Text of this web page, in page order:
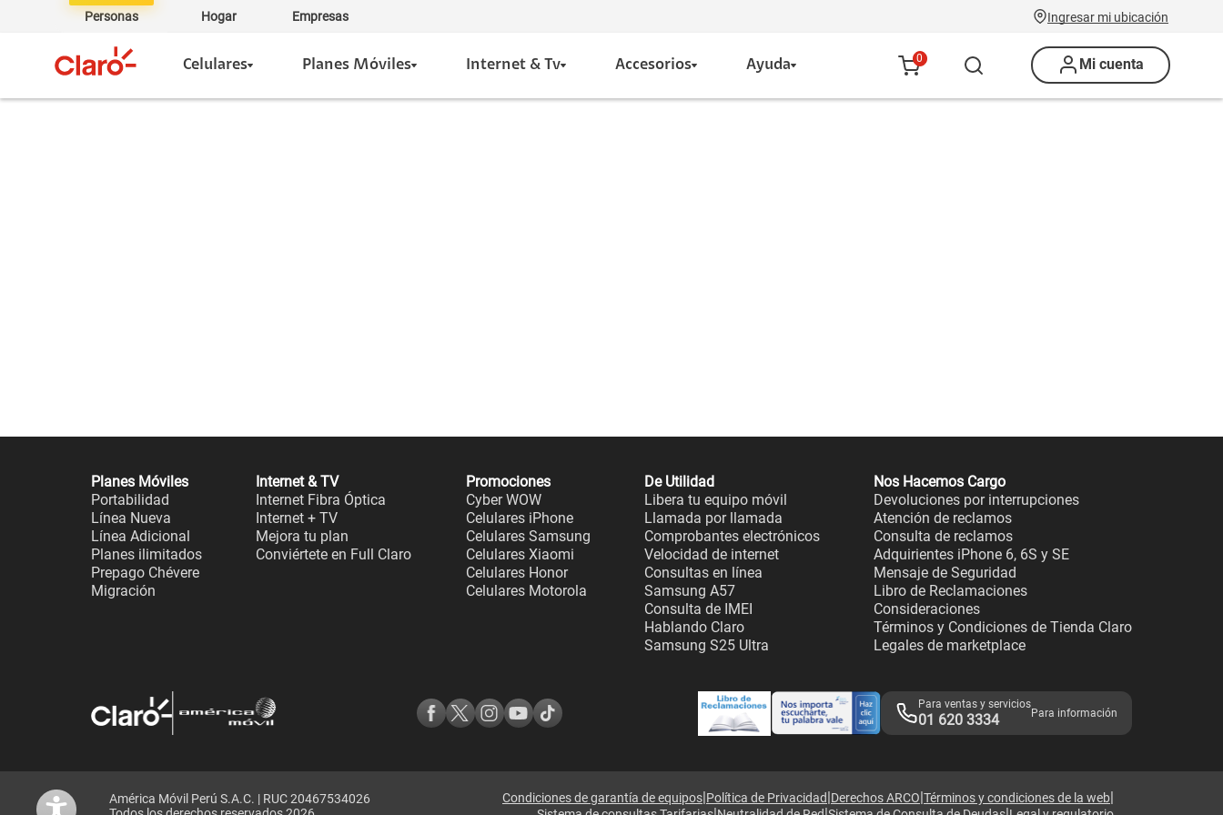
Personas Hogar Empresas Ingresar mi ubicación
Celulares Planes Móviles Internet & Tv Accesorios Ayuda 0 Mi cuenta
Planes Móviles
Portabilidad
Línea Nueva
Línea Adicional
Planes ilimitados
Prepago Chévere
Migración
Internet & TV
Internet Fibra Óptica
Internet + TV
Mejora tu plan
Conviértete en Full Claro
Promociones
Cyber WOW
Celulares iPhone
Celulares Samsung
Celulares Xiaomi
Celulares Honor
Celulares Motorola
De Utilidad
Libera tu equipo móvil
Llamada por llamada
Comprobantes electrónicos
Velocidad de internet
Consultas en línea
Samsung A57
Consulta de IMEI
Hablando Claro
Samsung S25 Ultra
Nos Hacemos Cargo
Devoluciones por interrupciones
Atención de reclamos
Consulta de reclamos
Adquirientes iPhone 6, 6S y SE
Mensaje de Seguridad
Libro de Reclamaciones
Consideraciones
Términos y Condiciones de Tienda Claro
Legales de marketplace
Para ventas y servicios
01 620 3334 Para información
América Móvil Perú S.A.C. | RUC 20467534026
Condiciones de garantía de equipos|Política de Privacidad|Derechos ARCO|Términos y condiciones de la web|